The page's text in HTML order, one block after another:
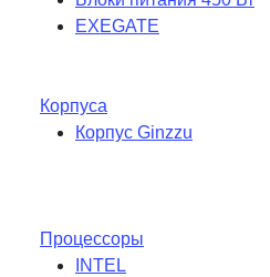
EXEGATE
Корпуса
Корпус Ginzzu
Процессоры
INTEL